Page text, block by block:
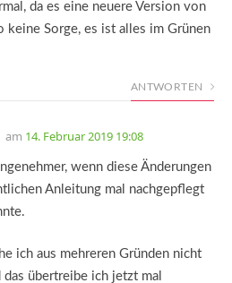
da es eine neuere Version von
keine Sorge, es ist alles im Grünen
ANTWORTEN
am 14. Februar 2019 19:08
wenn diese Änderungen
Anleitung mal nachgepflegt
ich aus mehreren Gründen nicht
das übertreibe ich jetzt mal